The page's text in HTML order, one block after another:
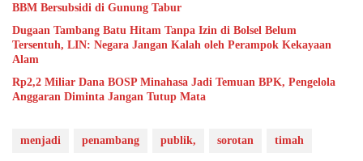
BBM Bersubsidi di Gunung Tabur
Dugaan Tambang Batu Hitam Tanpa Izin di Bolsel Belum
Tersentuh, LIN: Negara Jangan Kalah oleh Perampok Kekayaan
Alam
Rp2,2 Miliar Dana BOSP Minahasa Jadi Temuan BPK, Pengelola
Anggaran Diminta Jangan Tutup Mata
menjadi penambang publik, sorotan timah